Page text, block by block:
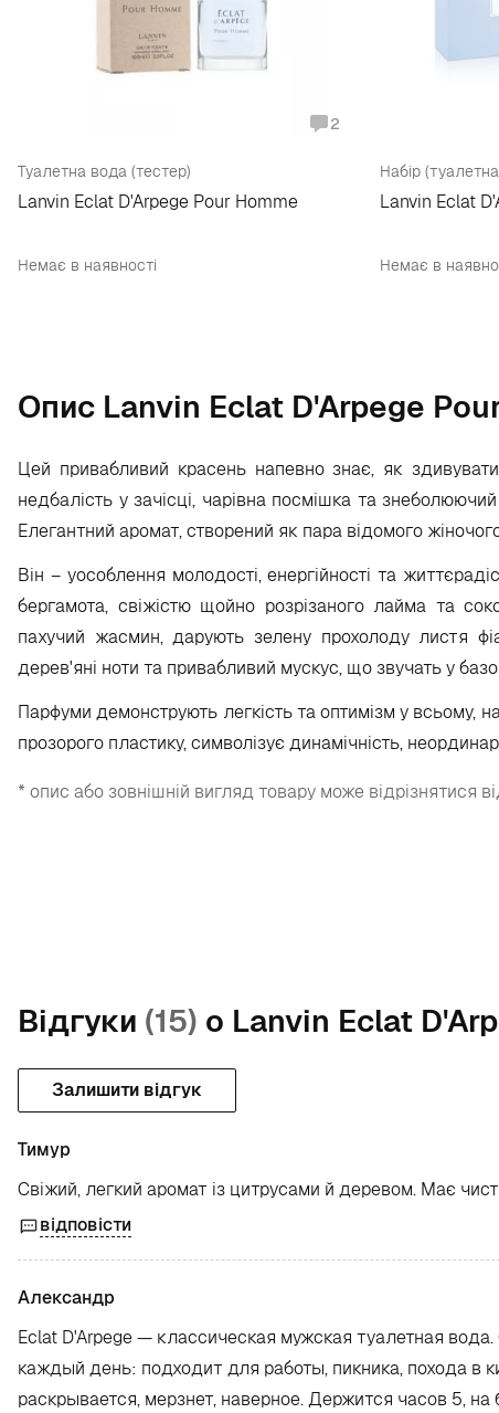
2
Туалетна вода (тестер)
Lanvin Eclat D'Arpege Pour Homme
Немає в наявності
Lanvin Eclat
Немає в
Опис Lanvin Eclat D'Arpege
Цей привабливий красень напевно знає, як
недбалість у зачісці, чарівна посмішка та
Елегантний аромат, створений як пара відомого
Він – уособлення молодості, енергійності та
бергамота, свіжістю щойно розрізаного лайма та
пахучий жасмин, дарують зелену прохолоду листя
дерев'яні ноти та привабливий мускус, що звучать у
Парфуми демонструють легкість та оптимізм у всьому,
прозорого пластику, символізує динамічність,
* опис або зовнішній вигляд товару може відрізнятися
Відгуки (15) о Lanvin Eclat
Залишити відгук
Тимур
Свіжий, легкий аромат із цитрусами й деревом. Має
відповісти
Александр
Eclat D'Arpege — классическая мужская туалетная
каждый день: подходит для работы, пикника, похода в
раскрывается, мерзнет, наверное. Держится часов 5,